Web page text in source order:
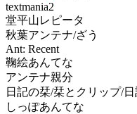
textmania2
堂平山レピータ
秋葉アンテナ/ざう
Ant: Recent
鞠絵あんてな
アンテナ親分
日記の栞/栞とクリップ/日
しっぽあんてな